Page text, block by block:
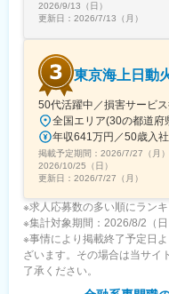
2026/9/13（日）
更新日： 2026/7/13（月）
東京海上日動
50代活躍中／損害サービ
掲載予定期間： 2026/7/27（月）
2026/10/25（日）
更新日： 2026/7/27（月）
※求人応募数の多い順にラン
※集計対象期間：2026/8/2（日
※事情により掲載終了予定日
ざいます。その場合は当サイ
了承ください。